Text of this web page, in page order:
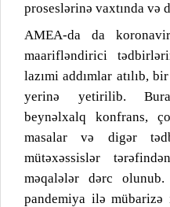
proseslərinə vaxtında və
AMEA-da da
maarifləndirici
lazımi addımlar atılıb,
yerinə yetirilib.
beynəlxalq konfrans,
masalar və digər
mütəxəssislər
məqalələr dərc
pandemiya ilə mübarizə